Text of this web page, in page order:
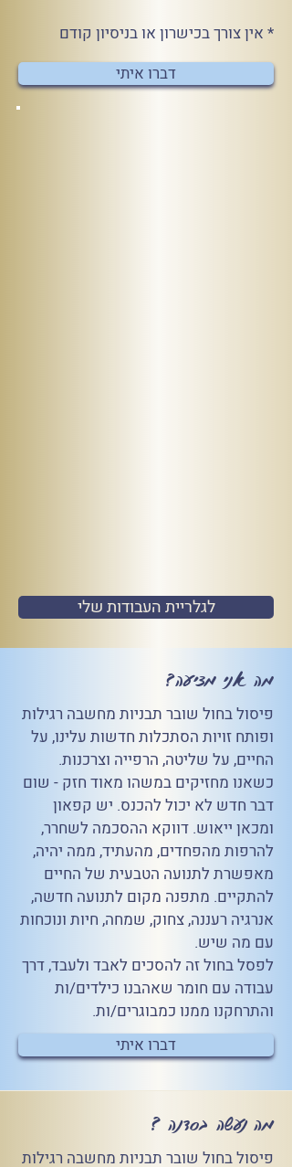
* אין צורך בכישרון או בניסיון קודם
דברו איתי
לגלריית העבודות שלי
מה אני מציעה?
פיסול בחול שובר תבניות מחשבה רגילות
ופותח זויות הסתכלות חדשות עלינו, על
החיים, על שליטה, הרפייה וצרכנות.
כשאנו מחזיקים במשהו מאוד חזק - שום
דבר חדש לא יכול להכנס. יש קפאון
ומכאן ייאוש. דווקא ההסכמה לשחרר,
להרפות מהפחדים, מהעתיד, ממה יהיה,
מאפשרת לתנועה הטבעית של החיים
להתקיים. מתפנה מקום לתנועה חדשה,
אנרגיה רעננה, צחוק, שמחה, חיות ונוכחות
עם מה שיש.
לפסל בחול זה להסכים לאבד ולעבד, דרך
עבודה עם חומר שאהבנו כילדים/ות
והתרחקנו ממנו כמבוגרים/ות.
דברו איתי
מה נעשה בסדנה ?
פיסול בחול שובר תבניות מחשבה רגילות